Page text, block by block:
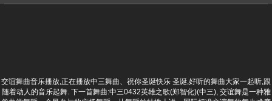
交谊舞曲音乐播放,正在播放中三舞曲、祝你圣诞快乐 圣诞,好听的舞曲大家一起听,跟
随着动人的音乐起舞. 下一首舞曲:中三0432英雄之歌(郑智化)(中三), 交谊舞是一种雅